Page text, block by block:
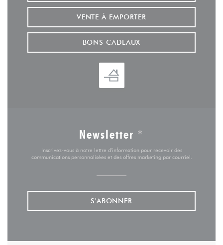
VENTE À EMPORTER
BONS CADEAUX
Newsletter *
Inscrivez-vous à notre lettre d'information pour recevoir des
communications personnalisées et des offres marketing par courriel.
S'ABONNER